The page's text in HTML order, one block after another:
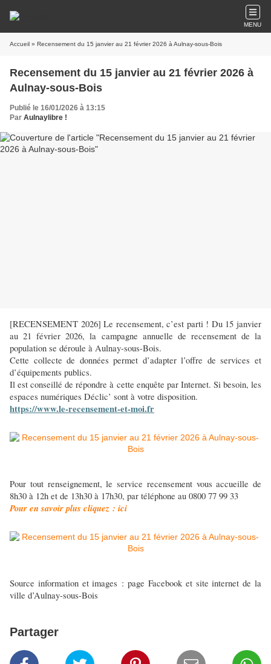
MENU
Accueil » Recensement du 15 janvier au 21 février 2026 à Aulnay-sous-Bois
Recensement du 15 janvier au 21 février 2026 à
Aulnay-sous-Bois
Publié le 16/01/2026 à 13:15
Par Aulnaylibre !
[RECENSEMENT 2026] Le recensement, c’est parti ! Du 15 janvier
au 21 février 2026, la campagne annuelle de recensement de la
population se déroule à Aulnay-sous-Bois.
Cette collecte de données permet d’adapter l’offre de services et
d’équipements publics.
Il est conseillé de répondre à cette enquête par Internet. Si besoin, les
espaces numériques Déclic’ sont à votre disposition.
https://www.le-recensement-et-moi.fr
Pour tout renseignement, le service recensement vous accueille de
8h30 à 12h et de 13h30 à 17h30, par téléphone au 0800 77 99 33
Pour en savoir plus cliquez : ici
Source information et images : page Facebook et site internet de la
ville d’Aulnay-sous-Bois
Partager